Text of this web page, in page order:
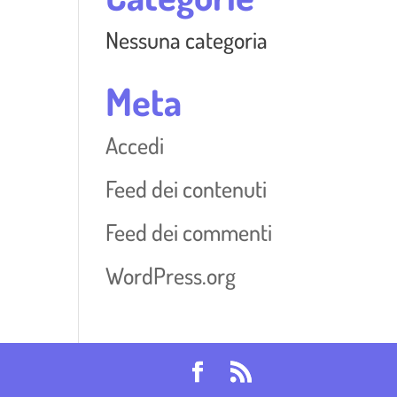
Nessuna categoria
Meta
Accedi
Feed dei contenuti
Feed dei commenti
WordPress.org